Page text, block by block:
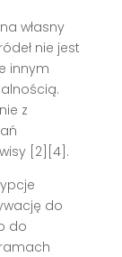
własny
nie jest
innym
z
[2][4].
do
do